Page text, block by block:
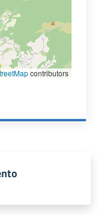
contributors